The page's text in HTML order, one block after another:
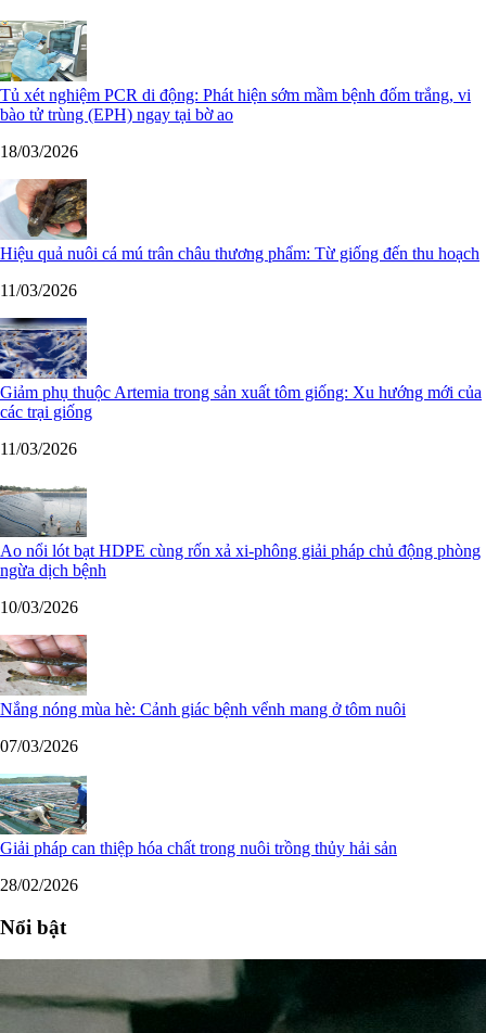
Tủ xét nghiệm PCR di động: Phát hiện sớm mầm bệnh đốm trắng, vi
bào tử trùng (EPH) ngay tại bờ ao
18/03/2026
Hiệu quả nuôi cá mú trân châu thương phẩm: Từ giống đến thu hoạch
11/03/2026
Giảm phụ thuộc Artemia trong sản xuất tôm giống: Xu hướng mới của
các trại giống
11/03/2026
Ao nổi lót bạt HDPE cùng rốn xả xi-phông giải pháp chủ động phòng
ngừa dịch bệnh
10/03/2026
Nắng nóng mùa hè: Cảnh giác bệnh vểnh mang ở tôm nuôi
07/03/2026
Giải pháp can thiệp hóa chất trong nuôi trồng thủy hải sản
28/02/2026
Nổi bật